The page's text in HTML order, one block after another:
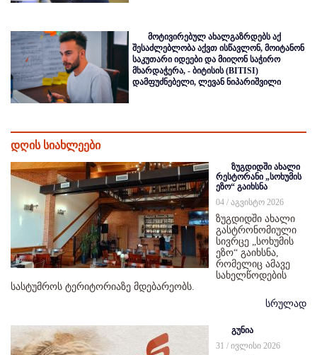
მოტივირებულ ახალგაზრდებს აქ
შესაძლებლობა აქვთ ისწავლონ, მოიტანონ
საკუთარი იდეები და მიიღონ საჭირო
მხარდაჭერა, - ბიტისის (BITISI)
დამფუძნებელი, ლევან ნიპარიშვილი
დღის სიახლეები
ზუგდიდში ახალი
რესტორანი „სოხუმის
ეზო“ გაიხსნა
04 / აგვისტო 2026
ზუგდიდში ახალი
გასტრონომიული
სივრცე „სოხუმის
ეზო“ გაიხსნა,
რომელიც ამავე
სახელწოდების
სასტუმროს ტერიტორიაზე მდებარეობს.
სრულად
გუნია
31 / ივლისი 2026